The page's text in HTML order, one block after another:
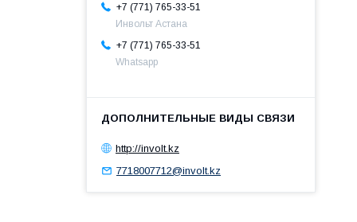
+7 (771) 765-33-51
Инвольт Астана
+7 (771) 765-33-51
Whatsapp
http://involt.kz
7718007712@involt.kz